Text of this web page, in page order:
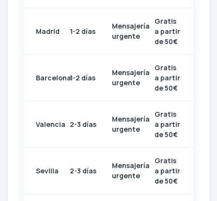
Madrid 1-2 días
Mensajería
urgente
Gratis
a partir
de 50€
Barcelona1-2 días
Mensajería
urgente
Gratis
a partir
de 50€
Valencia 2-3 días
Mensajería
urgente
Gratis
a partir
de 50€
Sevilla 2-3 días
Mensajería
urgente
Gratis
a partir
de 50€